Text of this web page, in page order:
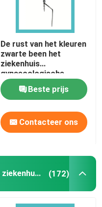
De rust van het kleuren
zwarte been het
ziekenhuis
gynaecologische
speciale geschikt voor
zwangere vrouwen
Beste prijs
Contacteer ons
De Toebehoren van het het ziekenhuisbed (172)